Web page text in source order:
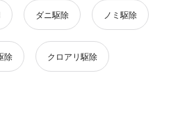
ダニ駆除 ノミ駆除
除 クロアリ駆除